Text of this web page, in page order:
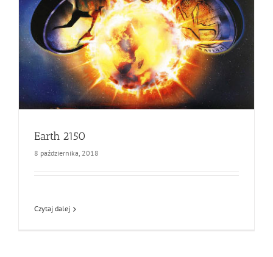
Earth 2150
8 października, 2018
Czytaj dalej